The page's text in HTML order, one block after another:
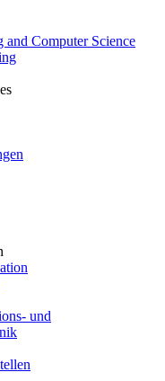
Computer Science
und